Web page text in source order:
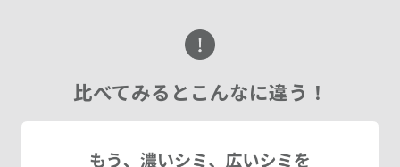
比べてみるとこんなに違う！